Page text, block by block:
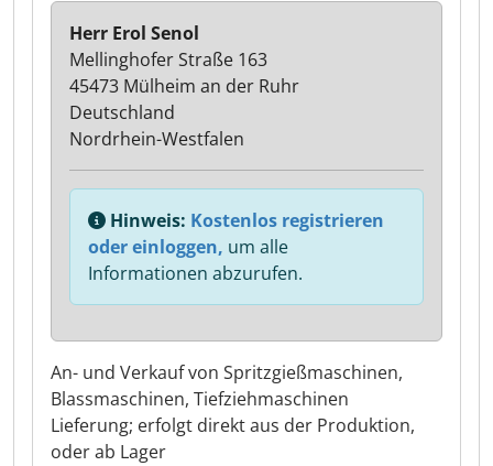
An- und Verkauf von Spritzgießmaschinen,
Blassmaschinen, Tiefziehmaschinen
Lieferung; erfolgt direkt aus der Produktion,
oder ab Lager
Herr Erol Senol
Mellinghofer Straße 163
45473 Mülheim an der Ruhr
Deutschland
Nordrhein-Westfalen
Hinweis: Kostenlos registrieren
oder einloggen, um alle
Informationen abzurufen.